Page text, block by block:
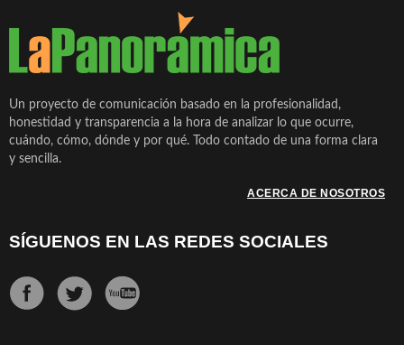
Un proyecto de comunicación basado en la profesionalidad,
honestidad y transparencia a la hora de analizar lo que ocurre,
cuándo, cómo, dónde y por qué. Todo contado de una forma clara
y sencilla.
ACERCA DE NOSOTROS
SÍGUENOS EN LAS REDES SOCIALES